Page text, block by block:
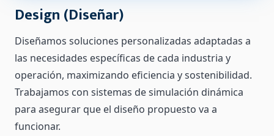
Design (Diseñar)
Diseñamos soluciones personalizadas adaptadas a
las necesidades específicas de cada industria y
operación, maximizando eficiencia y sostenibilidad.
Trabajamos con sistemas de simulación dinámica
para asegurar que el diseño propuesto va a
funcionar.